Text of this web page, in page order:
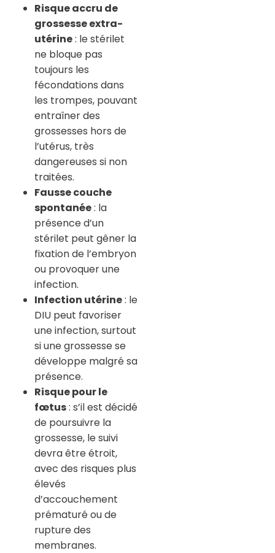
Risque accru de
grossesse extra-
utérine: le stérilet
ne bloque pas
toujours les
fécondations dans
les trompes, pouvant
entraîner des
grossesses hors de
l’utérus, très
dangereuses si non
traitées.
Fausse couche
spontanée: la
présence d’un
stérilet peut gêner la
fixation de l’embryon
ou provoquer une
infection.
Infection utérine: le
DIU peut favoriser
une infection, surtout
si une grossesse se
développe malgré sa
présence.
Risque pour le
fœtus: s’il est décidé
de poursuivre la
grossesse, le suivi
devra être étroit,
avec des risques plus
élevés
d’accouchement
prématuré ou de
rupture des
membranes.